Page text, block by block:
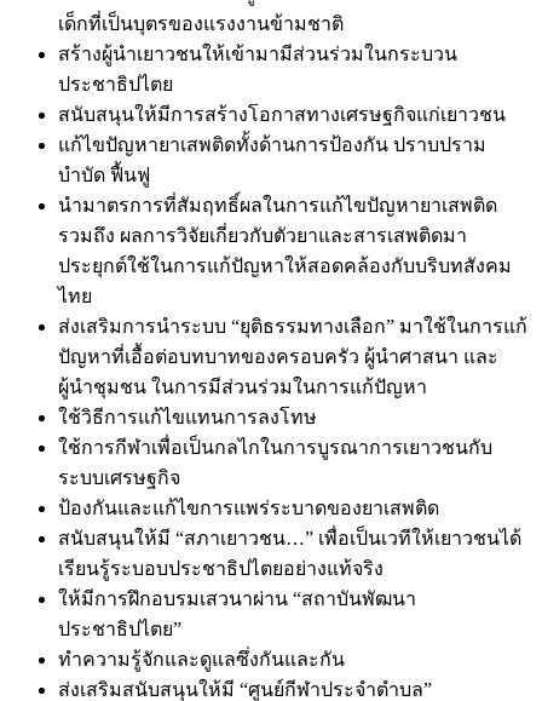
เด็กที่เป็นบุตรของแรงงานข้ามชาติ
สร้างผู้นำเยาวชนให้เข้ามามีส่วนร่วมในกระบวน
ประชาธิปไตย
สนับสนุนให้มีการสร้างโอกาสทางเศรษฐกิจแก่เยาวชน
แก้ไขปัญหายาเสพติดทั้งด้านการป้องกัน ปราบปราม
บำบัด ฟื้นฟู
นำมาตรการที่สัมฤทธิ์ผลในการแก้ไขปัญหายาเสพติด
รวมถึง ผลการวิจัยเกี่ยวกับตัวยาและสารเสพติดมา
ประยุกต์ใช้ในการแก้ปัญหาให้สอดคล้องกับบริบทสังคม
ไทย
ส่งเสริมการนำระบบ “ยุติธรรมทางเลือก” มาใช้ในการแก้
ปัญหาที่เอื้อต่อบทบาทของครอบครัว ผู้นำศาสนา และ
ผู้นำชุมชน ในการมีส่วนร่วมในการแก้ปัญหา
ใช้วิธีการแก้ไขแทนการลงโทษ
ใช้การกีฬาเพื่อเป็นกลไกในการบูรณาการเยาวชนกับ
ระบบเศรษฐกิจ
ป้องกันและแก้ไขการแพร่ระบาดของยาเสพติด
สนับสนุนให้มี “สภาเยาวชน…” เพื่อเป็นเวทีให้เยาวชนได้
เรียนรู้ระบอบประชาธิปไตยอย่างแท้จริง
ให้มีการฝึกอบรมเสวนาผ่าน “สถาบันพัฒนา
ประชาธิปไตย”
ทำความรู้จักและดูแลซึ่งกันและกัน
ส่งเสริมสนับสนุนให้มี “ศูนย์กีฬาประจำตำบล”